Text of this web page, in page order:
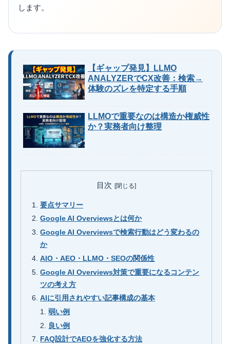
します。
【ギャップ発見】LLMO
ANALYZERでCX改善：検索→
体験のズレを特定する手順
LLMOで重要なのは構造か権威性
か？実務者向け整理
目次
要点サマリー
Google AI Overviewsとは何か
Google AI Overviewsで検索行動はどう変わるの
か
AIO・AEO・LLMO・SEOの関係性
Google AI Overviews対策で重要になるコンテン
ツの考え方
AIに引用されやすい記事構成の基本
弱い例
良い例
FAQ設計でAEOを強化する方法